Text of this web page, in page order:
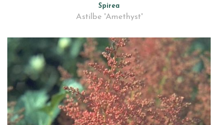
Spirea
Astilbe 'Amethyst'